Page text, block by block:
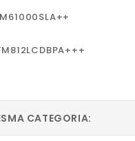
Variedade de
excelente serviço
CATEGORIA: